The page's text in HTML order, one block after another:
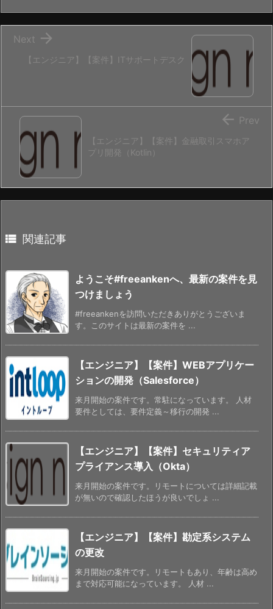
【エンジニア】【案件】ITサポートデスク

Next
【エンジニア】【案件】金融取引スマホア
プリ開発（Kotlin）
 Prev
 関連記事
ようこそ#freeankenへ、最新の案件を見
つけましょう
#freeankenを訪問いただきありがとうございま
す。このサイトは最新の案件を ...
【エンジニア】【案件】WEBアプリケー
ションの開発（Salesforce）
来月開始の案件です。常駐になっています。 人材
要件としては、要件定義～移行の開発 ...
【エンジニア】【案件】セキュリティア
プライアンス導入（Okta）
来月開始の案件です。リモートについては詳細記載
が無いので確認したほうが良いでしょ ...
【エンジニア】【案件】勘定系システム
の更改
来月開始の案件です。リモートもあり、年齢は高め
まで対応可能になっています。 人材 ...